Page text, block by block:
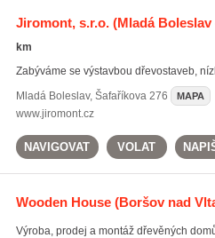
Jiromont, s.r.o.(Mladá Boleslav
km
Zabýváme se výstavbou dřevostaveb,
Mladá Boleslav, Šafaříkova 276 MAPA
www.jiromont.cz
NAVIGOVAT VOLAT
Wooden House(Boršov nad
Výroba, prodej a montáž dřevěných